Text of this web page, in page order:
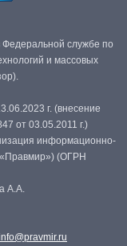
службе по
и массовых
г. (внесение
от 03.05.2011 г.)
информационно-
(ОГРН
А.А.